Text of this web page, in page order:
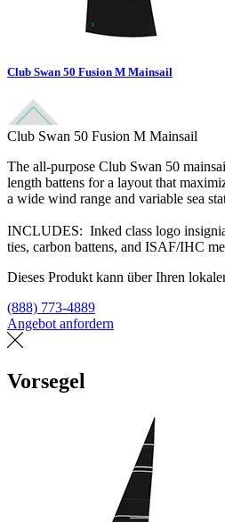
Club Swan 50 Fusion M Mainsail
Club Swan 50 Fusion M Mainsail
The all-purpose Club Swan 50
length battens for a layout that
a wide wind range and variable sea
INCLUDES: Inked class logo
ties, carbon battens, and ISAF/IHC
Dieses Produkt kann über Ihren
(888) 773-4889
Angebot anfordern
Vorsegel